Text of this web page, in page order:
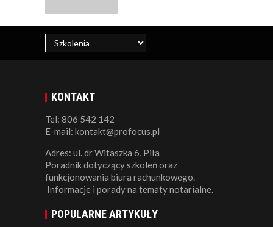
KONTAKT
Tel: 806 542 142
E-mail: kontakt@profocus.pl
Adres: ul. dr Witaszka 6, Piła
Poradnik dotyczący szkoleń oraz
funkcjonowania biura rachunkowego.
Informacje i porady na tematy notarialne.
POPULARNE ARTYKUŁY